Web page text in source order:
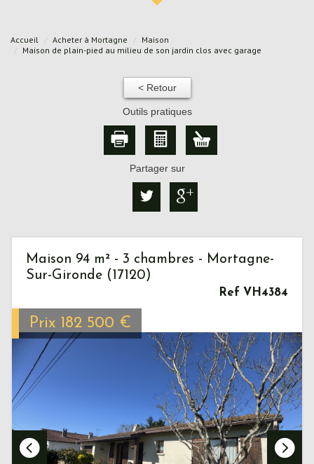
Accueil Acheter à Mortagne
Maison
Maison de plain-pied au milieu de son jardin clos avec garage
< Retour
Outils pratiques
Partager sur
Maison 94 m² - 3 chambres - Mortagne-
Sur-Gironde (17120)
Ref VH4384
Prix 182 500 €